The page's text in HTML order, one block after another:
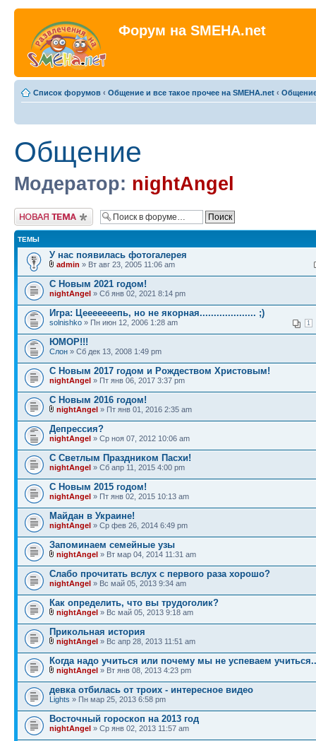
Форум на SMEHA.net
Список форумов ‹ Общение и все такое прочее на SMEHA.net ‹
Общение
Модератор: nightAngel
Новая тема
ТЕМЫ
У нас появилась фотогалерея
admin » Вт авг 23, 2005 11:06 am
С Новым 2021 годом!
nightAngel » Сб янв 02, 2021 8:14 pm
Игра: Цeeeeeeепь, но не якорная.................... ;)
1
solnishko » Пн июн 12, 2006 1:28 am
ЮМОР!!!
Слон » Сб дек 13, 2008 1:49 pm
С Новым 2017 годом и Рождеством Христовым!
nightAngel » Пт янв 06, 2017 3:37 pm
С Новым 2016 годом!
nightAngel » Пт янв 01, 2016 2:35 am
Депрессия?
nightAngel » Ср ноя 07, 2012 10:06 am
С Светлым Праздником Пасхи!
nightAngel » Сб апр 11, 2015 4:00 pm
С Новым 2015 годом!
nightAngel » Пт янв 02, 2015 10:13 am
Майдан в Украине!
nightAngel » Ср фев 26, 2014 6:49 pm
Запоминаем семейные узы
nightAngel » Вт мар 04, 2014 11:31 am
Слабо прочитать вслух с первого раза хорошо?
nightAngel » Вс май 05, 2013 9:34 am
Как определить, что вы трудоголик?
nightAngel » Вс май 05, 2013 9:18 am
Прикольная история
nightAngel » Вс апр 28, 2013 11:51 am
Когда надо учиться или почему мы не успеваем
nightAngel » Вт янв 08, 2013 4:23 pm
девка отбилась от троих - интересное видео
Lights » Пн мар 25, 2013 6:58 pm
Восточный гороскоп на 2013 год
nightAngel » Ср янв 02, 2013 11:57 am